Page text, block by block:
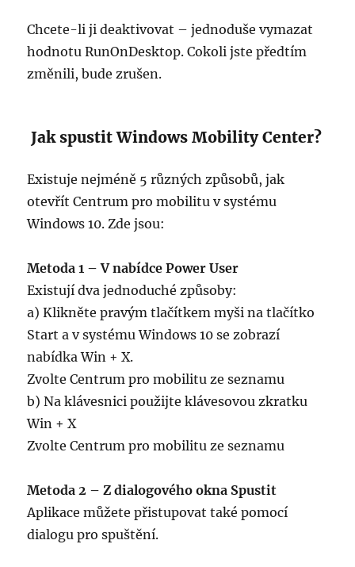
Chcete-li ji deaktivovat – jednoduše vymazat
hodnotu RunOnDesktop. Cokoli jste předtím
změnili, bude zrušen.
Jak spustit Windows Mobility Center?
Existuje nejméně 5 různých způsobů, jak
otevřít Centrum pro mobilitu v systému
Windows 10. Zde jsou:
Metoda 1 – V nabídce Power User
Existují dva jednoduché způsoby:
a) Klikněte pravým tlačítkem myši na tlačítko
Start a v systému Windows 10 se zobrazí
nabídka Win + X.
Zvolte Centrum pro mobilitu ze seznamu
b) Na klávesnici použijte klávesovou zkratku
Win + X
Zvolte Centrum pro mobilitu ze seznamu
Metoda 2 – Z dialogového okna Spustit
Aplikace můžete přistupovat také pomocí
dialogu pro spuštění.